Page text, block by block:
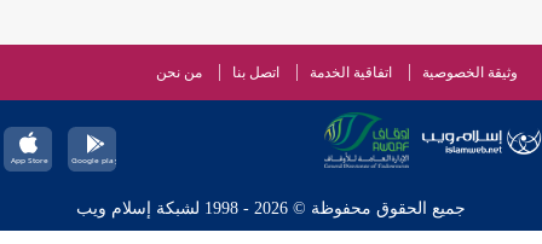
وثيقة الخصوصية اتفاقية الخدمة اتصل بنا من نحن
جميع الحقوق محفوظة © 2026 - 1998 لشبكة إسلام ويب